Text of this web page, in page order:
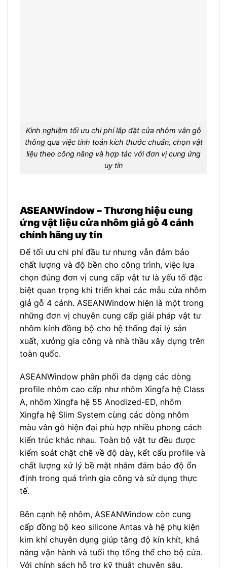
Kinh nghiệm tối ưu chi phí lắp đặt cửa nhôm vân gỗ
thông qua việc tính toán kích thước chuẩn, chọn vật
liệu theo công năng và hợp tác với đơn vị cung ứng
uy tín
ASEANWindow – Thương hiệu cung
ứng vật liệu cửa nhôm giả gỗ 4 cánh
chính hãng uy tín
Để tối ưu chi phí đầu tư nhưng vẫn đảm bảo
chất lượng và độ bền cho công trình, việc lựa
chọn đúng đơn vị cung cấp vật tư là yếu tố đặc
biệt quan trọng khi triển khai các mẫu cửa nhôm
giả gỗ 4 cánh. ASEANWindow hiện là một trong
những đơn vị chuyên cung cấp giải pháp vật tư
nhôm kính đồng bộ cho hệ thống đại lý sản
xuất, xưởng gia công và nhà thầu xây dựng trên
toàn quốc.
ASEANWindow phân phối đa dạng các dòng
profile nhôm cao cấp như nhôm Xingfa hệ Class
A, nhôm Xingfa hệ 55 Anodized-ED, nhôm
Xingfa hệ Slim System cùng các dòng nhôm
màu vân gỗ hiện đại phù hợp nhiều phong cách
kiến trúc khác nhau. Toàn bộ vật tư đều được
kiểm soát chặt chẽ về độ dày, kết cấu profile và
chất lượng xử lý bề mặt nhằm đảm bảo độ ổn
định trong quá trình gia công và sử dụng thực
tế.
Bên cạnh hệ nhôm, ASEANWindow còn cung
cấp đồng bộ keo silicone Antas và hệ phụ kiện
kim khí chuyên dụng giúp tăng độ kín khít, khả
năng vận hành và tuổi thọ tổng thể cho bộ cửa.
Với chính sách hỗ trợ kỹ thuật chuyên sâu,